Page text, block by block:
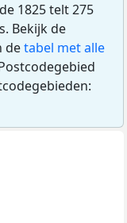
1825 telt 275
Bekijk de
detabel met alle